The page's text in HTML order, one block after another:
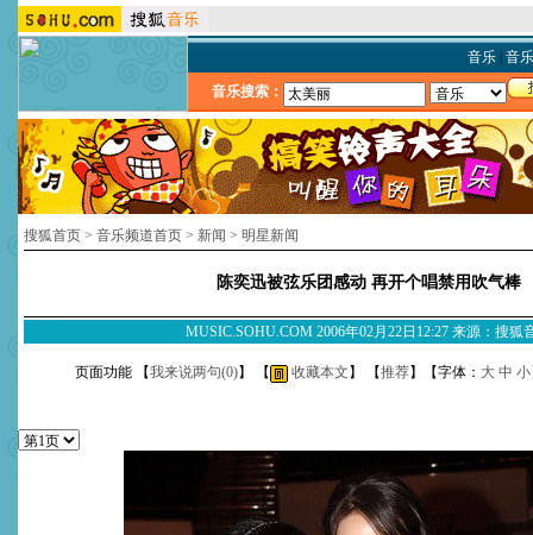
音乐| 音
音乐搜索：
搜狐首页 > 音乐频道首页 > 新闻 > 明星新闻
陈奕迅被弦乐团感动 再开个唱禁用吹气棒
MUSIC.SOHU.COM 2006年02月22日12:27 来源：搜狐
页面功能 【我来说两句(0)】 【 收藏本文 】 【推荐】【字体： 大 中 小